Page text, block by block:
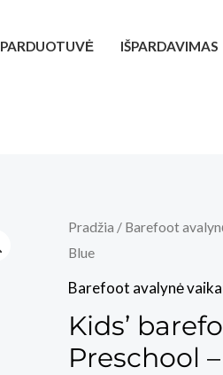
PARDUOTUVĖ IŠPARDAVIMAS
Pradžia / Barefoot
Blue
Barefoot avalynė
Kids’
Preschool